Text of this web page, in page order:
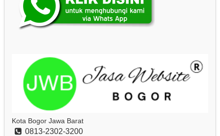
Kota Bogor Jawa Barat
0813-2302-3200